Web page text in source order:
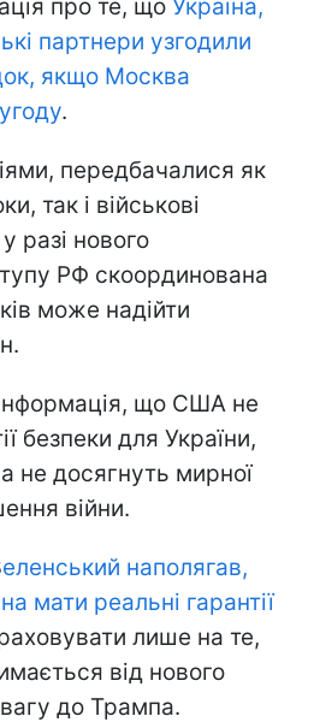
про те, що Україна,
партнери узгодили
якщо Москва
.
передбачалися як
так і військові
разі нового
РФ скоординована
може надійти
що США не
безпеки для України,
не досягнуть мирної
війни.
еленський наполягав,
мати реальні гарантії
лише на те,
від нового
до Трампа.